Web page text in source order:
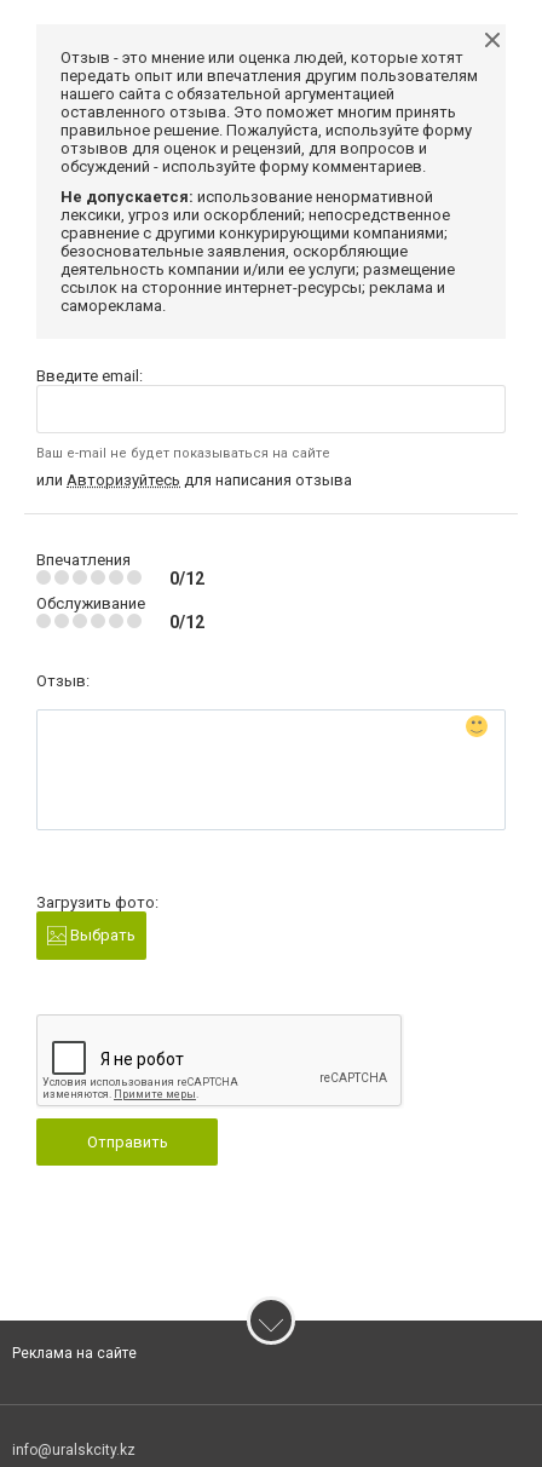
Отзыв - это мнение или оценка людей, которые хотят
передать опыт или впечатления другим пользователям
нашего сайта с обязательной аргументацией
оставленного отзыва. Это поможет многим принять
правильное решение. Пожалуйста, используйте форму
отзывов для оценок и рецензий, для вопросов и
обсуждений - используйте форму комментариев.
Не допускается: использование ненормативной
лексики, угроз или оскорблений; непосредственное
сравнение с другими конкурирующими компаниями;
безосновательные заявления, оскорбляющие
деятельность компании и/или ее услуги; размещение
ссылок на сторонние интернет-ресурсы; реклама и
самореклама.
Введите email:
Ваш e-mail не будет показываться на сайте
или Авторизуйтесь для написания отзыва
Впечатления
0/12
Обслуживание
0/12
Отзыв:
Загрузить фото:
Выбрать
Отправить
Реклама на сайте
info@uralskcity.kz